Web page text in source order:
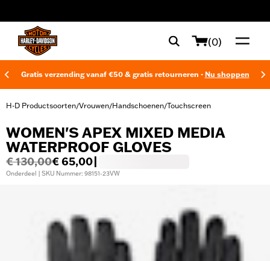
(0)
Gratis verzending vanaf €50 & gratis retourneren - Nu shoppen
H-D Productsoorten/Vrouwen/Handschoenen/Touchscreen
WOMEN'S APEX MIXED MEDIA
WATERPROOF GLOVES
€ 130,00€ 65,00
Onderdeel | SKU Nummer: 98151-23VW